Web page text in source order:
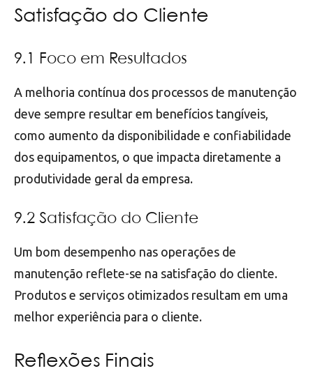
Satisfação do Cliente
9.1 Foco em Resultados
A melhoria contínua dos processos de manutenção
deve sempre resultar em benefícios tangíveis,
como aumento da disponibilidade e confiabilidade
dos equipamentos, o que impacta diretamente a
produtividade geral da empresa.
9.2 Satisfação do Cliente
Um bom desempenho nas operações de
manutenção reflete-se na satisfação do cliente.
Produtos e serviços otimizados resultam em uma
melhor experiência para o cliente.
Reflexões Finais